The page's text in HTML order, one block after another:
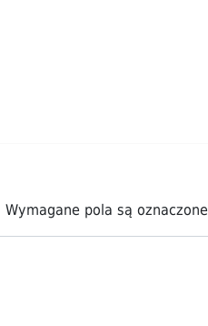
Wymagane pola są oznaczone